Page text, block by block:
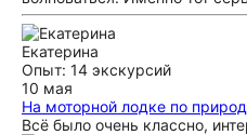
Екатерина
Опыт: 14 экскурсий
10 мая
На моторной лодке по
Всё было очень классно,